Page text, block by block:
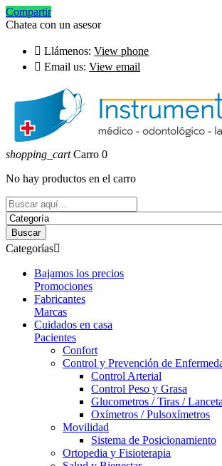
Compartir
Chatea con un asesor
 Llámenos: View phone
 Email us: View email
shopping_cart Carro 0
No hay productos en el carro
Buscar
Categorías
Bajamos los precios
Promociones
Fabricantes
Marcas
Cuidados en casa
Pacientes
Confort
Control y Prevención de
Control Arterial
Control Peso y Grasa
Glucometros / Tiras /
Oxímetros / Pulsoxímetros
Movilidad
Sistema de Posicionamiento
Ortopedia y Fisioterapia